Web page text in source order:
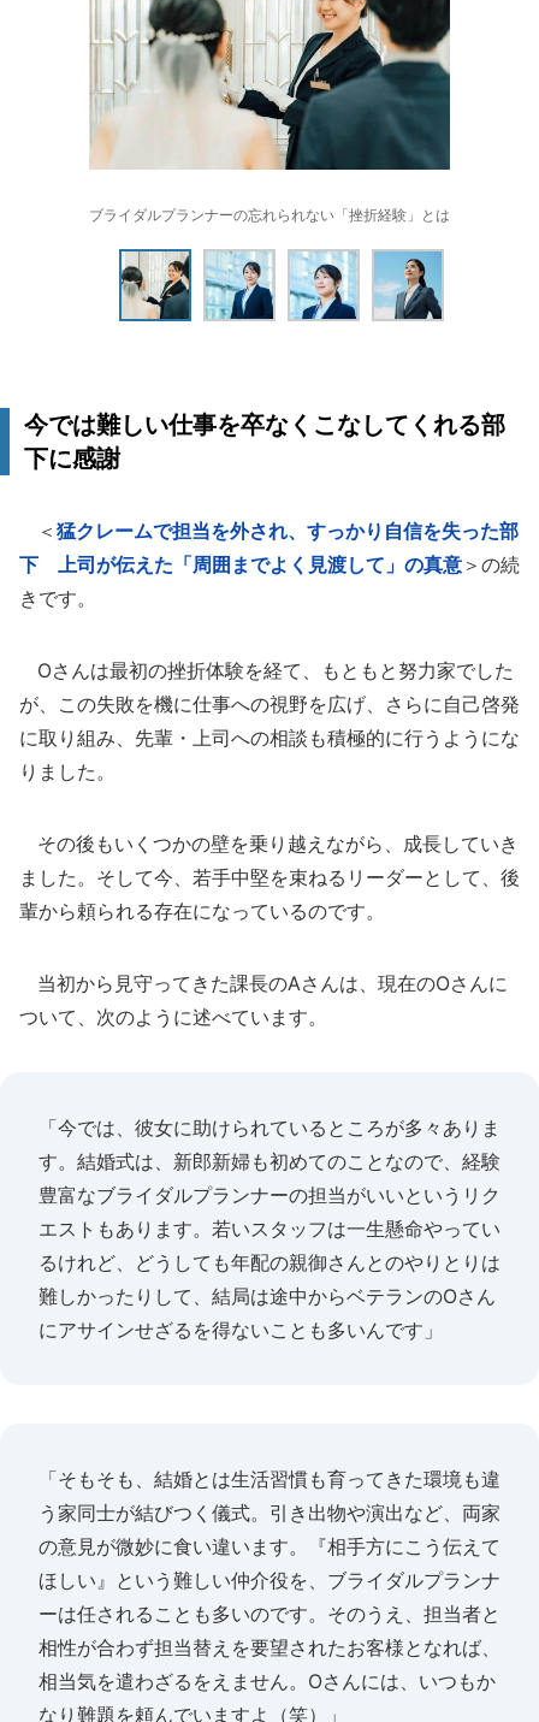
ブライダルプランナーの忘れられない「挫折経験」とは
今では難しい仕事を卒なくこなしてくれる部
下に感謝
＜ 猛クレームで担当を外され、すっかり自信を失った部
下 上司が伝えた「周囲までよく見渡して」の真意 ＞の続
きです。
Oさんは最初の挫折体験を経て、もともと努力家でした
が、この失敗を機に仕事への視野を広げ、さらに自己啓発
に取り組み、先輩・上司への相談も積極的に行うようにな
りました。
その後もいくつかの壁を乗り越えながら、成長していき
ました。そして今、若手中堅を束ねるリーダーとして、後
輩から頼られる存在になっているのです。
当初から見守ってきた課長のAさんは、現在のOさんに
ついて、次のように述べています。
「今では、彼女に助けられているところが多々ありま
す。結婚式は、新郎新婦も初めてのことなので、経験
豊富なブライダルプランナーの担当がいいというリク
エストもあります。若いスタッフは一生懸命やってい
るけれど、どうしても年配の親御さんとのやりとりは
難しかったりして、結局は途中からベテランのOさん
にアサインせざるを得ないことも多いんです」
「そもそも、結婚とは生活習慣も育ってきた環境も違
う家同士が結びつく儀式。引き出物や演出など、両家
の意見が微妙に食い違います。『相手方にこう伝えて
ほしい』という難しい仲介役を、ブライダルプランナ
ーは任されることも多いのです。そのうえ、担当者と
相性が合わず担当替えを要望されたお客様となれば、
相当気を遣わざるをえません。Oさんには、いつもか
なり難題を頼んでいますよ（笑）」